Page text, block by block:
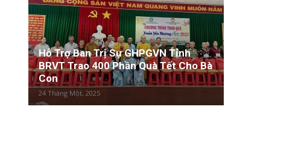
Hỗ Trợ Ban Trị Sự GHPGVN Tỉnh
BRVT Trao 400 Phần Quà Tết Cho Bà
Con
24 Tháng Một, 2025